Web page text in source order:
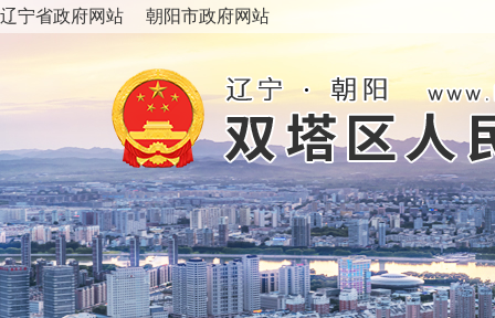
辽宁省政府网站 朝阳市政府网站